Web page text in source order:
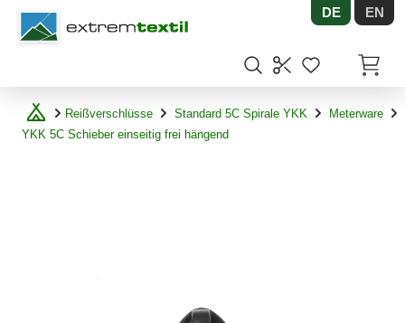
Shopware DE EN
Reißverschlüsse Standard 5C Spirale YKK
Meterware
YKK 5C Schieber einseitig frei hängend